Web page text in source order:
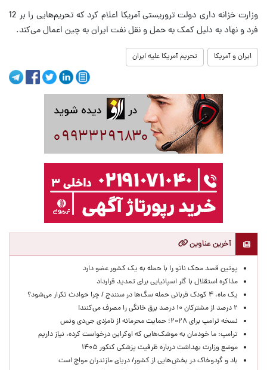
وزارت خزانه داری دولت تروریستی آمریکا اعلام کرد که تحریم‌هایی را بر 12
فرد و نهاد به دلیل کمک به حمل و نقل نفت ایران به چین اعمال می‌کند.
ایران و آمریکا تحریم آمریکا علیه ایران
آخرین عناوین
پوتین قصد محک ناتو را با حمله به یک کشور عضو دارد
مذاکره استقلال با گلر اسپانیایی برای تمدید قرارداد
یک ماه، ۴ کودک قربانی حمله سگ‌ها در سنندج / چرا حوادث تکرار می‌شود؟
۲ درصد از مشترکان ۱۰ درصد برق خانگی را مصرف می‌کنند!
نسخه ترامپ برای ۲۰۲۸؛ حمایت محرمانه از نامزدی جی‌دی ونس
ترامپ: ما خودمان به موشک‌هایی که اوکراین درخواست کرده، نیاز داریم
موضع وزارت بهداشت درباره ظرفیت پزشکی کنکور ۱۴۰۵
باد و گردوخاک در بخش‌هایی از کشور/ دریای مازندران مواج است